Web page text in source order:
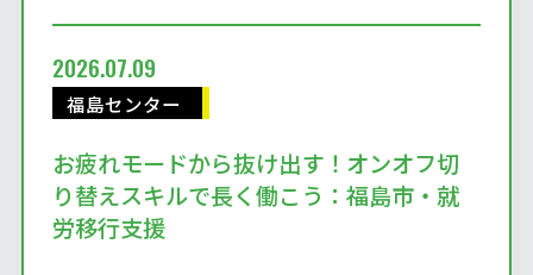
2026.07.09
福島センター
お疲れモードから抜け出す！オンオフ切
り替えスキルで長く働こう：福島市・就
労移行支援